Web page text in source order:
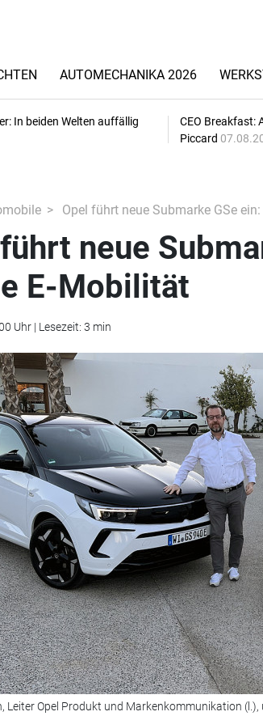
AUTOMECHANIKA 2026
In beiden Welten auffällig
CEO Breakfast:
Piccard
Opel führt neue Submarke GSe
neue
E-Mobilität
Uhr | Lesezeit: 3 min
Leiter Opel Produkt und Markenkommunikation